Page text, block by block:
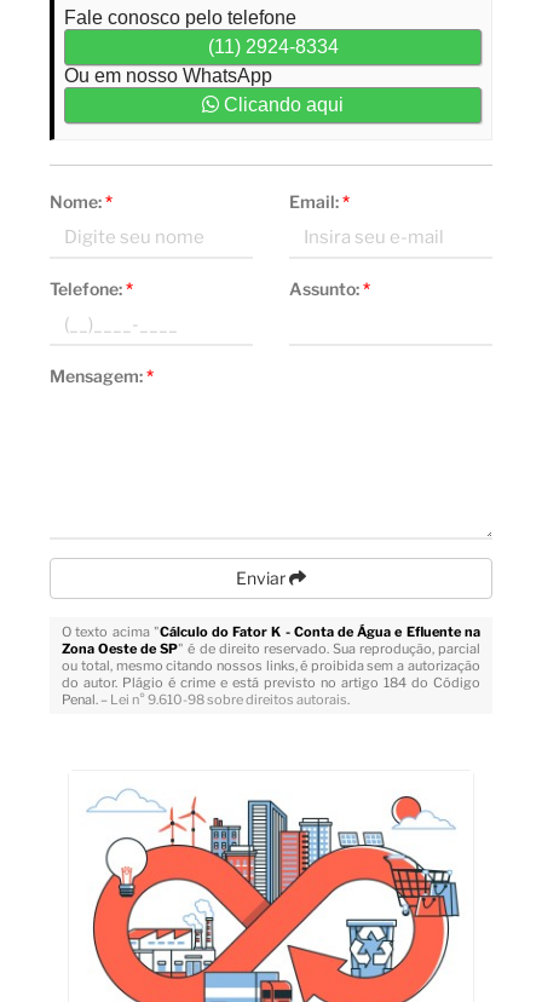
Fale conosco pelo telefone
(11) 2924-8334
Ou em nosso WhatsApp
Clicando aqui
Nome:* Email:*
Telefone:* Assunto:*
Mensagem:*
Enviar
O texto acima "Cálculo do Fator K - Conta de Água e Efluente na
Zona Oeste de SP" é de direito reservado. Sua reprodução, parcial
ou total, mesmo citando nossos links, é proibida sem a autorização
do autor. Plágio é crime e está previsto no artigo 184 do Código
Penal. – Lei n° 9.610-98 sobre direitos autorais.